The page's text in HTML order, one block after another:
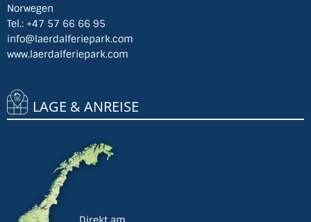
Norwegen
Tel.: +47 57 66 66 95
info@laerdalferiepark.com
www.laerdalferiepark.com
LAGE & ANREISE